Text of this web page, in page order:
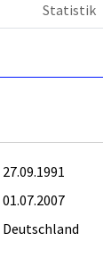
Statistik
27.09.1991
01.07.2007
Deutschland